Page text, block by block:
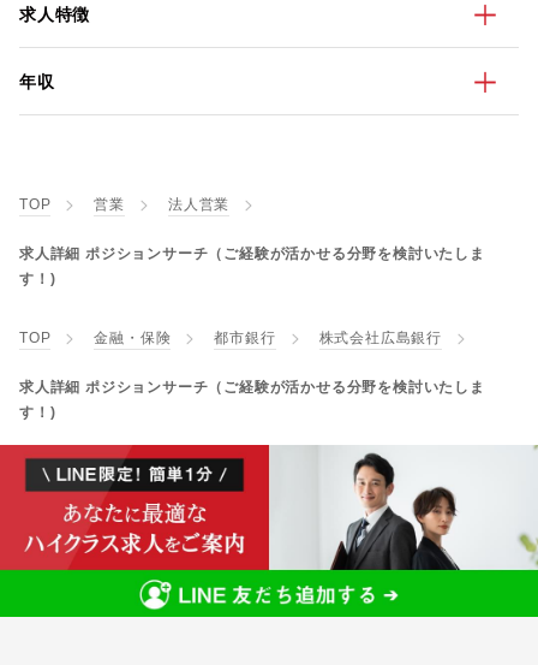
求人特徴
年収
TOP 営業 法人営業
求人詳細 ポジションサーチ（ご経験が活かせる分野を検討いたしま
す！)
TOP 金融・保険 都市銀行 株式会社広島銀行
求人詳細 ポジションサーチ（ご経験が活かせる分野を検討いたしま
す！)